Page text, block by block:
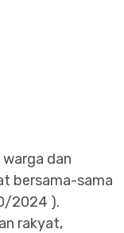
dan
bersama-sama
2024 ).
rakyat,